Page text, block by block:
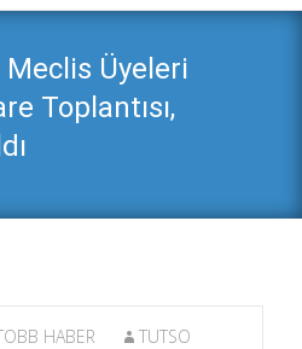
Meclis Üyeleri
Toplantısı,
HABER TUTSO